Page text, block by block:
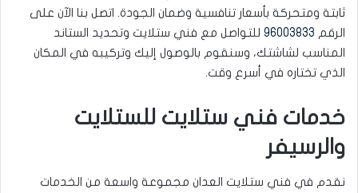
ثابتة ومتحركة بأسعار تنافسية وضمان الجودة. اتصل بنا الآن على
الرقم 96003833 للتواصل مع فني ستلايت وتحديد الستاند
المناسب لشاشتك، وسنقوم بالوصول إليك وتركيبه في المكان
الذي تختاره في أسرع وقت.
خدمات فني ستلايت للستلايت
والرسيفر
نقدم في فني ستلايت العدان مجموعة واسعة من الخدمات